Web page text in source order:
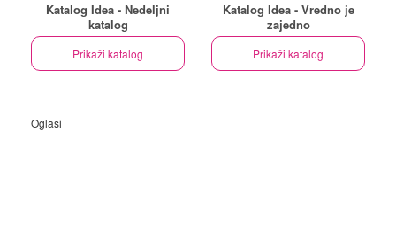
Katalog Idea - Nedeljni
katalog
Prikaži katalog
Katalog Idea - Vredno je
zajedno
Prikaži katalog
Oglasi